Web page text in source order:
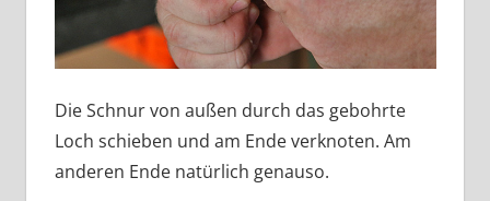
Die Schnur von außen durch das gebohrte
Loch schieben und am Ende verknoten. Am
anderen Ende natürlich genauso.